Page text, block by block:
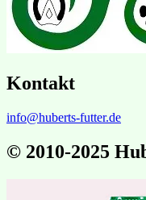
Kontakt
info@huberts-futter.de
© 2010-2025